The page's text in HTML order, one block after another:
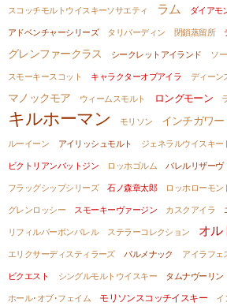
スコッチモルトウイスキーソサエティ ラム ダイアモ
アドベンチャーシリーズ
タリバーディン 閉鎖蒸留所
グレンファークラス シークレットアイランド
ソ
スモーキースコット
キャラクターオブアイラ ディーン
マノックモア ウィームスモルト ロングモーン
キルホーマン モリソン インチガワー
ルーイーン
アイリッシュモルト ジェネラルウイスキー
ビクトリアンバットジン
ロッホゴルム バレルリザーヴ
フラッグシップシリーズ
石ノ森章太郎 ロッホローモン
グレンロッシー
スモーキーヴァージン カスクアイラ
リフィルバーボンバレル
ステラーコレクション オル
エリクサーディスティラーズ バルメナック アイラフェ
ビクエスト シングルモルトウイスキー タムナヴーリン
ホール･オブ･フェイム モリソンスコッチイスキー イ